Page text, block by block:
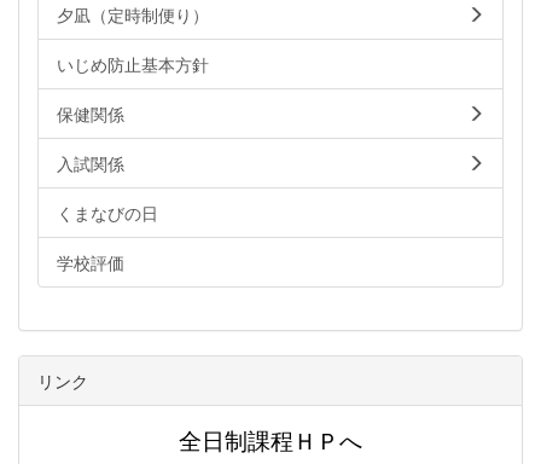
夕凪（定時制便り）
いじめ防止基本方針
保健関係
入試関係
くまなびの日
学校評価
リンク
全日制課程ＨＰへ